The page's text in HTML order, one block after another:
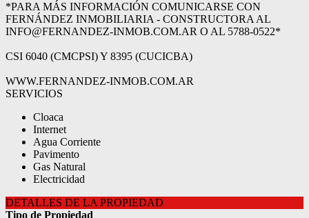
*PARA MÁS INFORMACIÓN COMUNICARSE CON
FERNÁNDEZ INMOBILIARIA - CONSTRUCTORA AL
INFO@FERNANDEZ-INMOB.COM.AR O AL 5788-0522*
CSI 6040 (CMCPSI) Y 8395 (CUCICBA)
WWW.FERNANDEZ-INMOB.COM.AR
SERVICIOS
Cloaca
Internet
Agua Corriente
Pavimento
Gas Natural
Electricidad
DETALLES DE LA PROPIEDAD
Tipo de Propiedad